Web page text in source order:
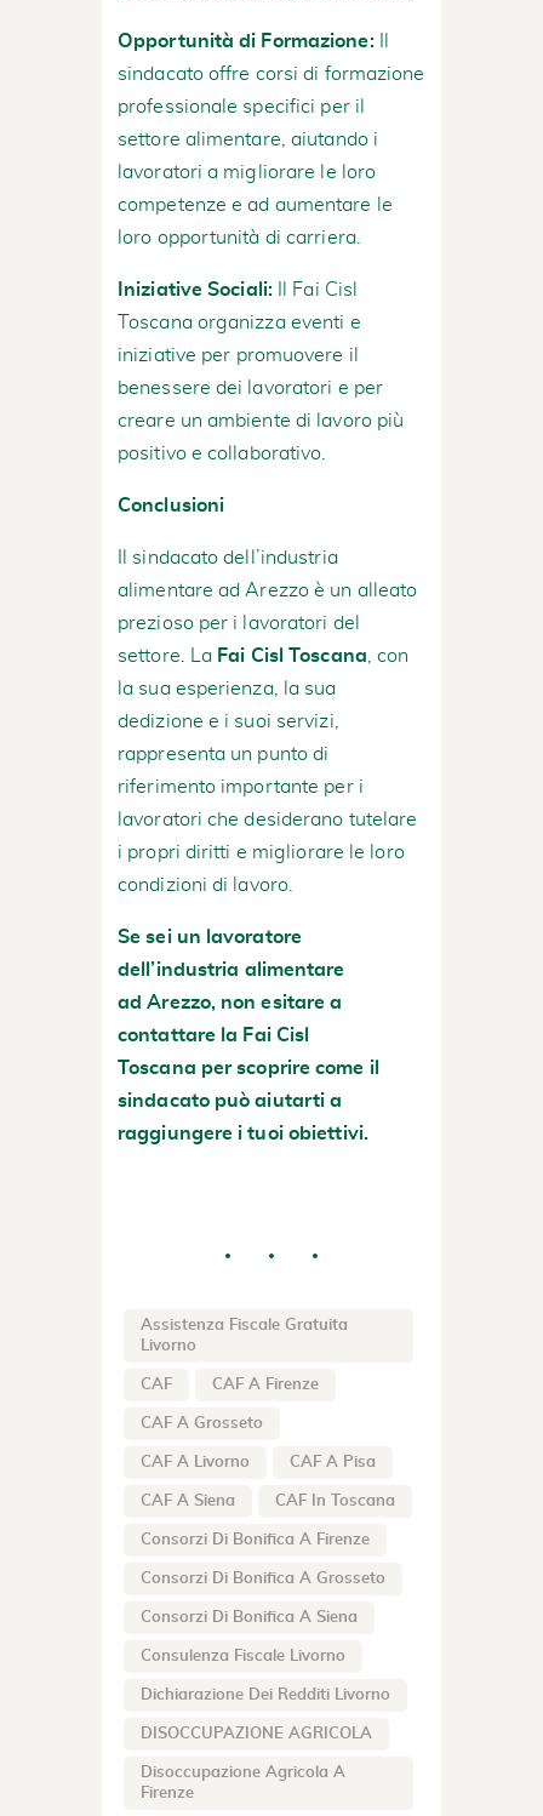
Opportunità di Formazione:Il
sindacato offre corsi di formazione
professionale specifici per il
settore alimentare, aiutando i
lavoratori a migliorare le loro
competenze e ad aumentare le
loro opportunità di carriera.
Iniziative Sociali:Il Fai Cisl
Toscana organizza eventi e
iniziative per promuovere il
benessere dei lavoratori e per
creare un ambiente di lavoro più
positivo e collaborativo.
Conclusioni
Il sindacato dell’industria
alimentare ad Arezzo è un alleato
prezioso per i lavoratori del
settore. La Fai Cisl Toscana , con
la sua esperienza, la sua
dedizione e i suoi servizi,
rappresenta un punto di
riferimento importante per i
lavoratori che desiderano tutelare
i propri diritti e migliorare le loro
condizioni di lavoro.
Se sei un lavoratore
dell’industria alimentare
ad Arezzo, non esitare a
contattare la Fai Cisl
Toscana per scoprire come il
sindacato può aiutarti a
raggiungere i tuoi obiettivi.
Assistenza Fiscale Gratuita
Livorno
CAF CAF A Firenze
CAF A Grosseto
CAF A Livorno CAF A Pisa
CAF A Siena CAF In Toscana
Consorzi Di Bonifica A Firenze
Consorzi Di Bonifica A Grosseto
Consorzi Di Bonifica A Siena
Consulenza Fiscale Livorno
Dichiarazione Dei Redditi Livorno
DISOCCUPAZIONE AGRICOLA
Disoccupazione Agricola A
Firenze